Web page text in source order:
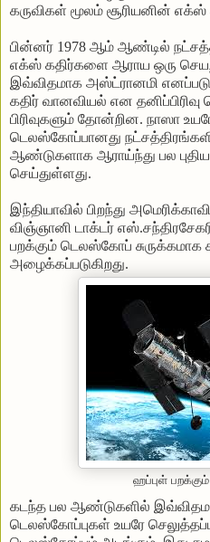
கருவிகள் மூலம் சூரியனின் எக்ஸ்
பின்னர் 1978 ஆம் ஆண்டில்
எக்ஸ் கதிர்களை ஆராய ஒரு
இவ்விதமாக அஸ்ட்ரானமி
கதிர் வானவியல் என தனிப்பிரிவு
பிரிவுகளும் தோன்றின. நாஸா
டெலஸ்கோப்பானது
ஆண்டுகளாக ஆராய்ந்து பல புதிய
செய்துள்ளது.
இந்தியாவில் பிறந்து
விஞ்ஞானி டாக்டர் எஸ்.
பறக்கும் டெலஸ்கோப் சுருக்கமாக
அழைக்கப்படுகிறது.
ஹப்புள்
கடந்த பல ஆண்டுகளில்
டெலஸ்கோப்புகள் உயரே